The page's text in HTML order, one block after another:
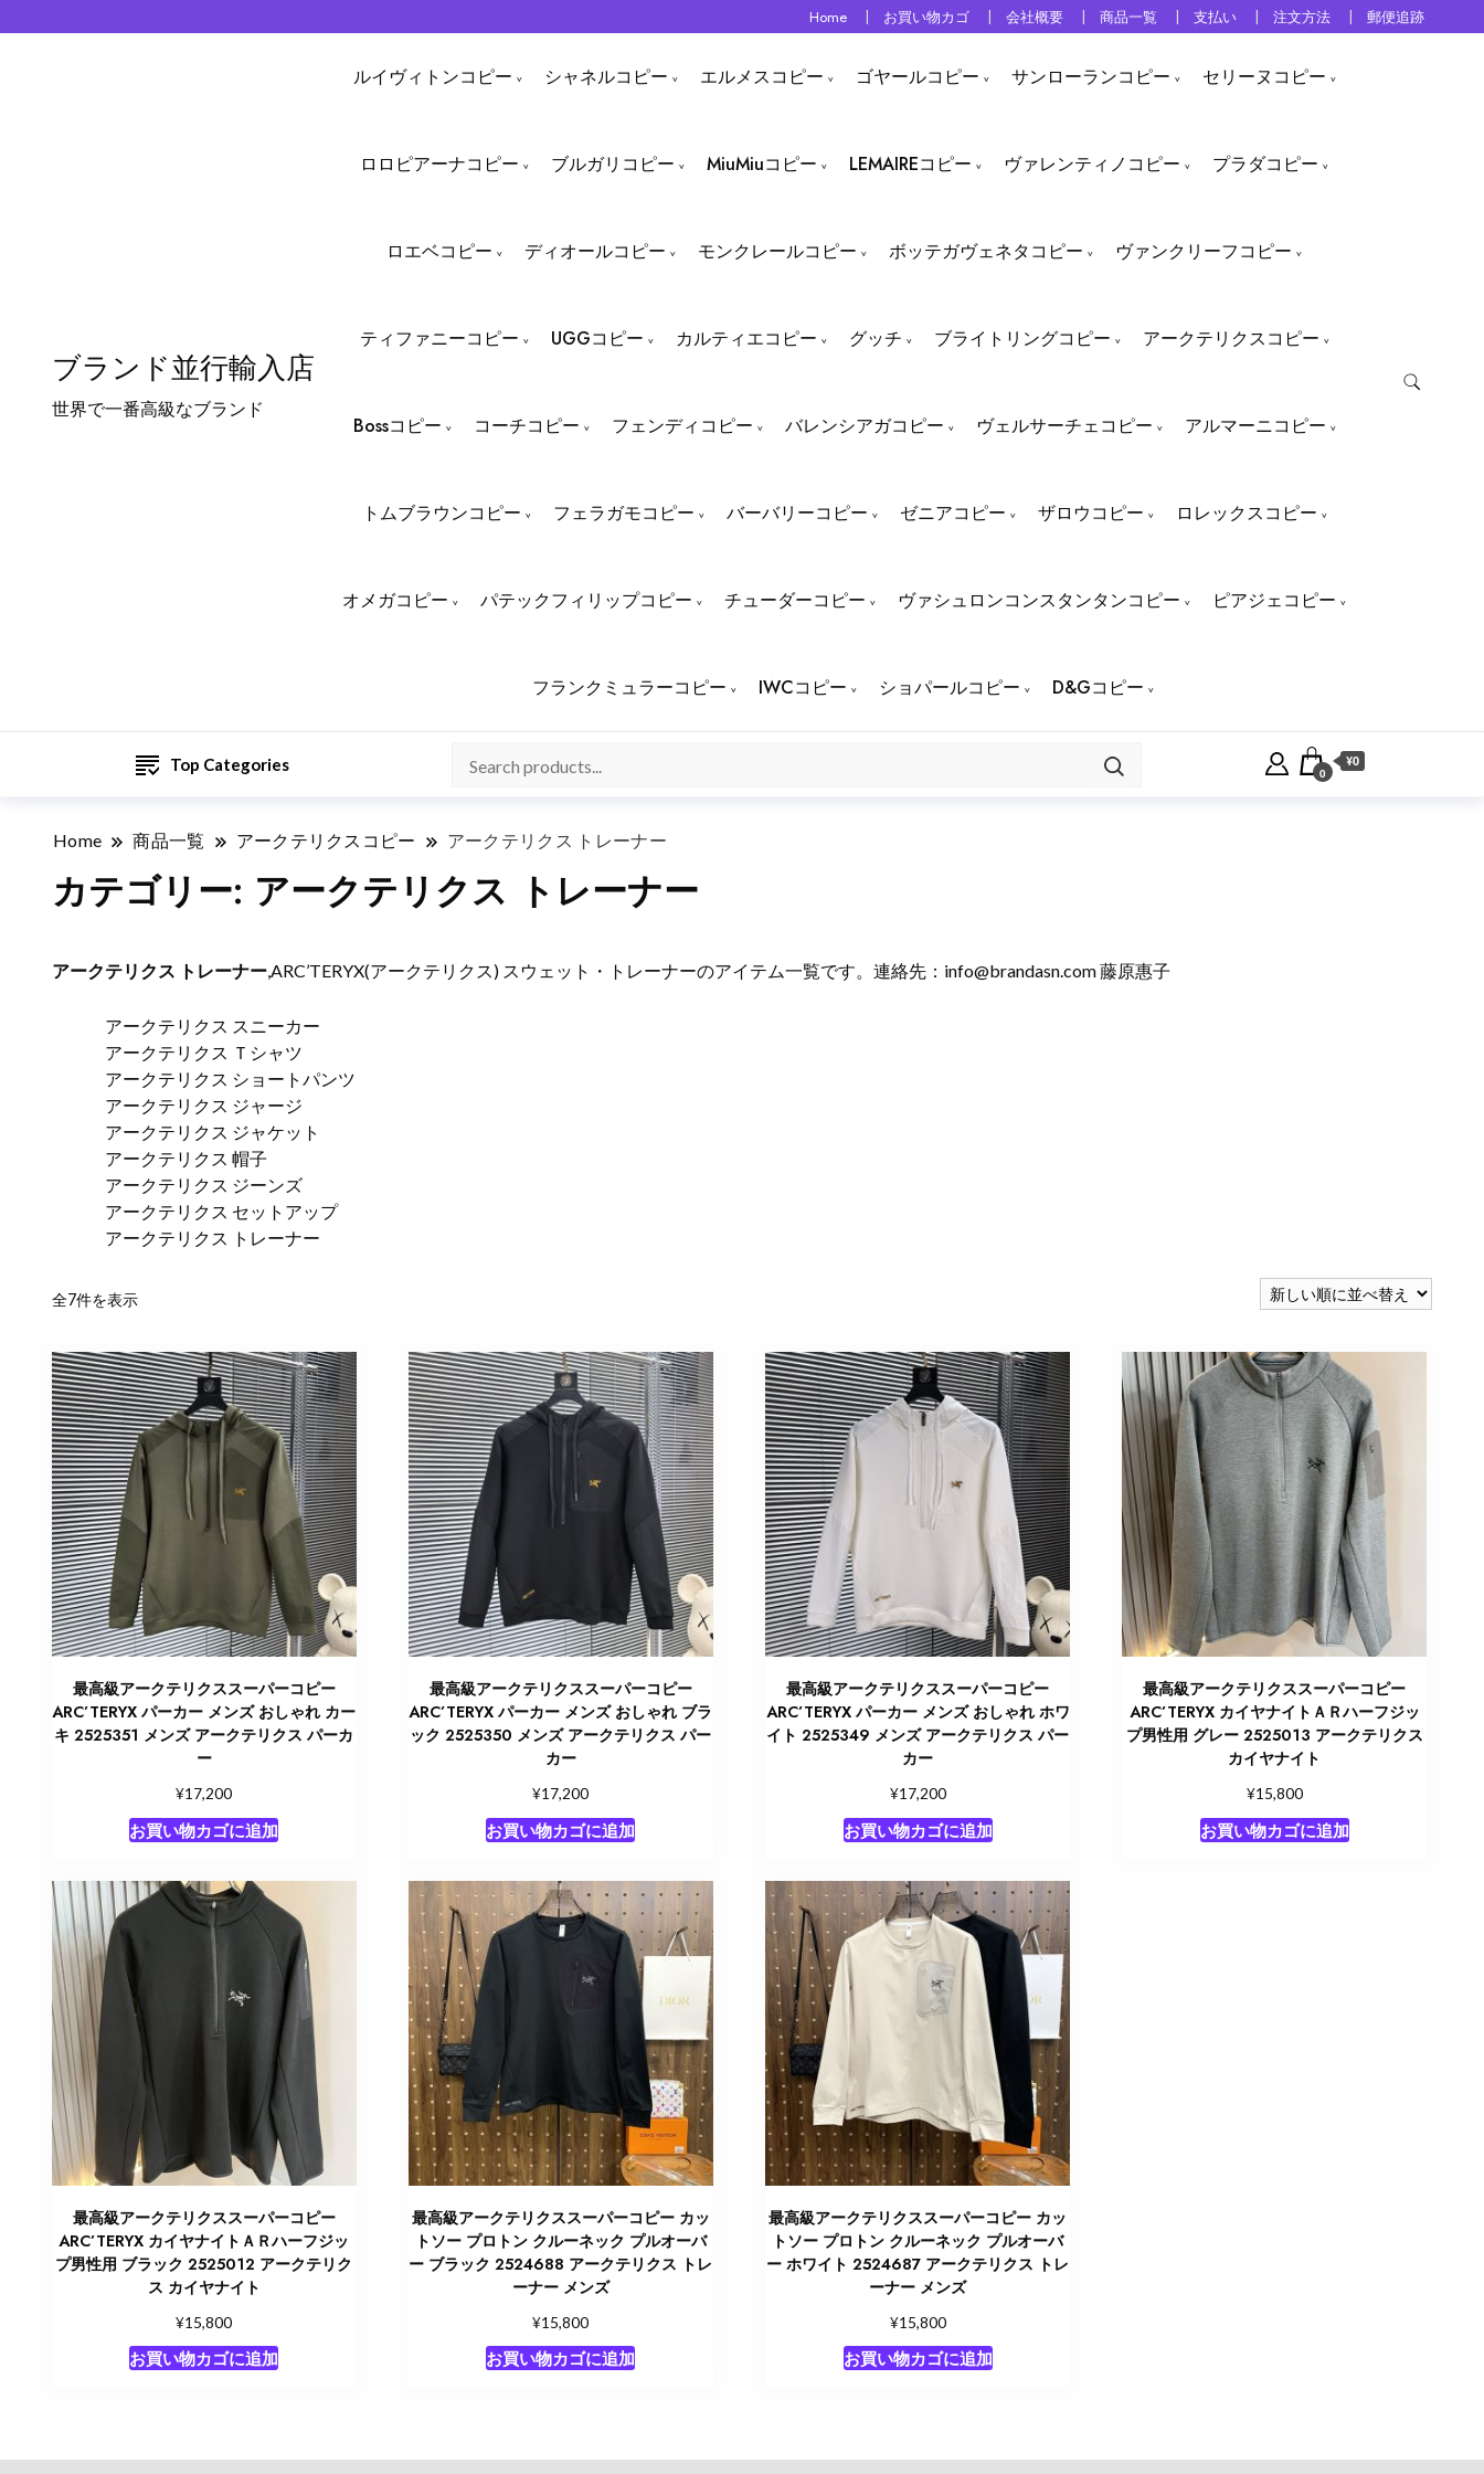
Home お買い物カゴ 会社概要 商品一覧 支払い 注文方法 郵便追跡
ブランド並行輸入店
世界で一番高級なブランド
ルイヴィトンコピー シャネルコピー エルメスコピー ゴヤールコピー サンローランコピー セリーヌコピー
ロロピアーナコピー ブルガリコピー MiuMiuコピー LEMAIREコピー ヴァレンティノコピー プラダコピー
ロエベコピー ディオールコピー モンクレールコピー ボッテガヴェネタコピー ヴァンクリーフコピー
ティファニーコピー UGGコピー カルティエコピー グッチ ブライトリングコピー アークテリクスコピー
Bossコピー コーチコピー フェンディコピー バレンシアガコピー ヴェルサーチェコピー アルマーニコピー
トムブラウンコピー フェラガモコピー バーバリーコピー ゼニアコピー ザロウコピー ロレックスコピー
オメガコピー パテックフィリップコピー チューダーコピー ヴァシュロンコンスタンタンコピー ピアジェコピー
フランクミュラーコピー IWCコピー ショパールコピー D&Gコピー
Top Categories 0
¥0
Home 商品一覧 アークテリクスコピー アークテリクス トレーナー
カテゴリー: アークテリクス トレーナー
アークテリクス トレーナー,ARC’TERYX(アークテリクス) スウェット・トレーナーのアイテム一覧です。連絡先： info@brandasn.com藤原惠子
アークテリクス スニーカー
アークテリクス Ｔシャツ
アークテリクス ショートパンツ
アークテリクス ジャージ
アークテリクス ジャケット
アークテリクス 帽子
アークテリクス ジーンズ
アークテリクス セットアップ
アークテリクス トレーナー
全7件を表示新
い
順
最高級アークテリクススーパーコピー
ARC’TERYX パーカー メンズ おしゃれ カー
キ 2525351 メンズ アークテリクス パーカ
ー
¥17,200
お買い物カゴに追加
最高級アークテリクススーパーコピー
ARC’TERYX パーカー メンズ おしゃれ ブラ
ック 2525350 メンズ アークテリクス パー
カー
¥17,200
お買い物カゴに追加
最高級アークテリクススーパーコピー
ARC’TERYX パーカー メンズ おしゃれ ホワ
イト 2525349 メンズ アークテリクス パー
カー
¥17,200
お買い物カゴに追加
最高級アークテリクススーパーコピー
ARC’TERYX カイヤナイトＡＲハーフジッ
プ男性用 グレー 2525013 アークテリクス
カイヤナイト
¥15,800
お買い物カゴに追加
最高級アークテリクススーパーコピー
ARC’TERYX カイヤナイトＡＲハーフジッ
プ男性用 ブラック 2525012 アークテリク
ス カイヤナイト
¥15,800
お買い物カゴに追加
最高級アークテリクススーパーコピー カッ
トソー プロトン クルーネック プルオーバ
ー ブラック 2524688 アークテリクス トレ
ーナー メンズ
¥15,800
お買い物カゴに追加
最高級アークテリクススーパーコピー カッ
トソー プロトン クルーネック プルオーバ
ー ホワイト 2524687 アークテリクス トレ
ーナー メンズ
¥15,800
お買い物カゴに追加